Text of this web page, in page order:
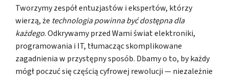
Tworzymy zespół entuzjastów i ekspertów, którzy
wierzą, że technologia powinna być dostępna dla
każdego. Odkrywamy przed Wami świat elektroniki,
programowania i IT, tłumacząc skomplikowane
zagadnienia w przystępny sposób. Dbamy o to, by każdy
mógł poczuć się częścią cyfrowej rewolucji — niezależnie